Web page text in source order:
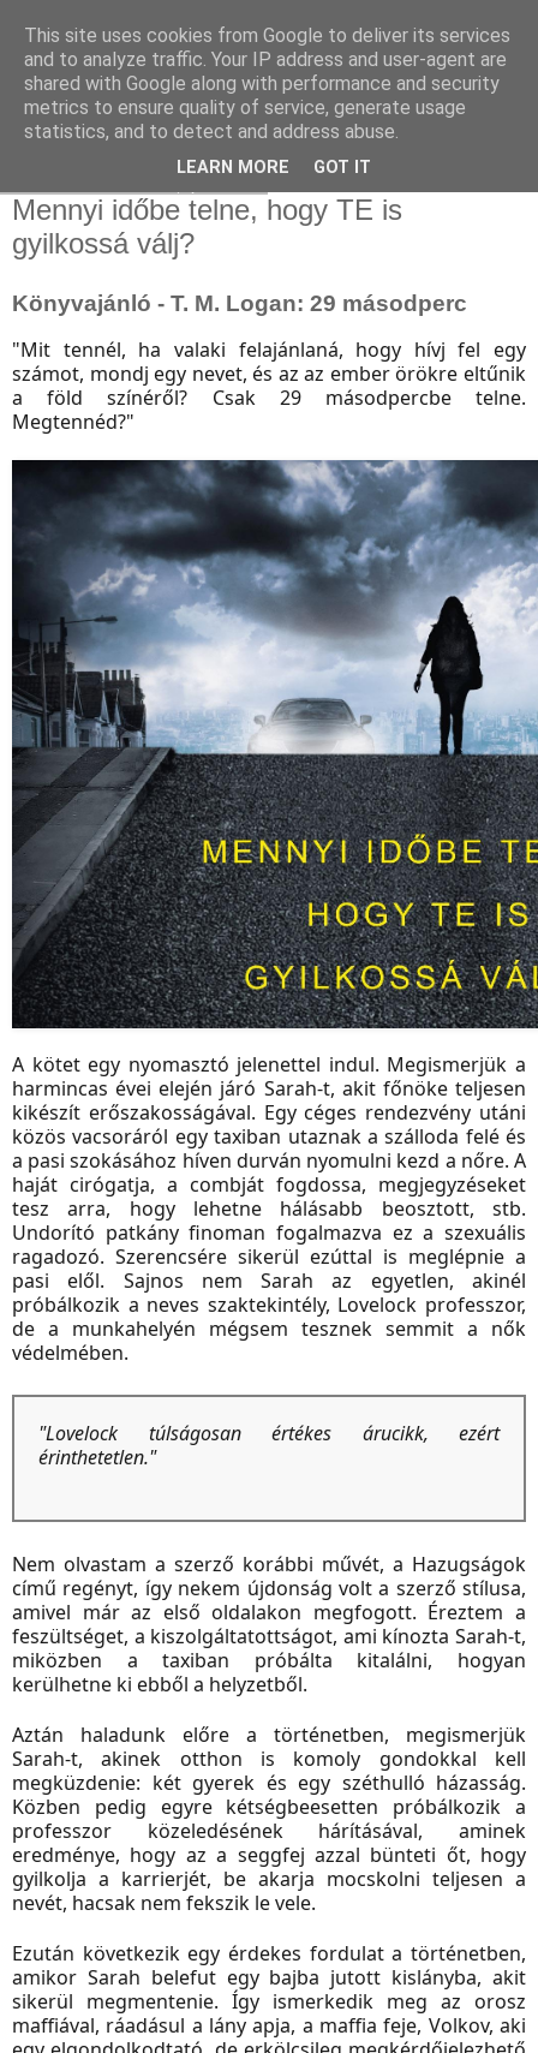
Mennyi időbe telne, hogy TE is
gyilkossá válj?
Könyvajánló - T. M. Logan: 29 másodperc
"Mit tennél, ha valaki felajánlaná, hogy hívj fel egy
számot, mondj egy nevet, és az az ember örökre eltűnik
a föld színéről? Csak 29 másodpercbe telne.
Megtennéd?"
A kötet egy nyomasztó jelenettel indul. Megismerjük a
harmincas évei elején járó Sarah-t, akit főnöke teljesen
kikészít erőszakosságával. Egy céges rendezvény utáni
közös vacsoráról egy taxiban utaznak a szálloda felé és
a pasi szokásához híven durván nyomulni kezd a nőre. A
haját cirógatja, a combját fogdossa, megjegyzéseket
tesz arra, hogy lehetne hálásabb beosztott, stb.
Undorító patkány finoman fogalmazva ez a szexuális
ragadozó. Szerencsére sikerül ezúttal is meglépnie a
pasi elől. Sajnos nem Sarah az egyetlen, akinél
próbálkozik a neves szaktekintély, Lovelock professzor,
de a munkahelyén mégsem tesznek semmit a nők
védelmében.
"Lovelock túlságosan értékes árucikk, ezért
érinthetetlen."
Nem olvastam a szerző korábbi művét, a Hazugságok
című regényt, így nekem újdonság volt a szerző stílusa,
amivel már az első oldalakon megfogott. Éreztem a
feszültséget, a kiszolgáltatottságot, ami kínozta Sarah-t,
miközben a taxiban próbálta kitalálni, hogyan
kerülhetne ki ebből a helyzetből.
Aztán haladunk előre a történetben, megismerjük
Sarah-t, akinek otthon is komoly gondokkal kell
megküzdenie: két gyerek és egy széthulló házasság.
Közben pedig egyre kétségbeesetten próbálkozik a
professzor közeledésének hárításával, aminek
eredménye, hogy az a seggfej azzal bünteti őt, hogy
gyilkolja a karrierjét, be akarja mocskolni teljesen a
nevét, hacsak nem fekszik le vele.
Ezután következik egy érdekes fordulat a történetben,
amikor Sarah belefut egy bajba jutott kislányba, akit
sikerül megmentenie. Így ismerkedik meg az orosz
maffiával, ráadásul a lány apja, a maffia feje, Volkov, aki
This site uses cookies from Google to deliver its services
and to analyze traffic. Your IP address and user-agent are
shared with Google along with performance and security
metrics to ensure quality of service, generate usage
statistics, and to detect and address abuse.
LEARN MORE GOT IT